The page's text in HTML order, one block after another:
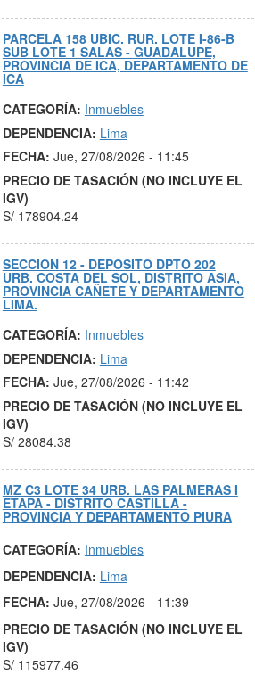
PARCELA 158 UBIC. RUR. LOTE I-86-B
SUB LOTE 1 SALAS - GUADALUPE,
PROVINCIA DE ICA, DEPARTAMENTO DE
ICA
CATEGORÍA: Inmuebles
DEPENDENCIA: Lima
FECHA: Jue, 27/08/2026 - 11:45
PRECIO DE TASACIÓN (NO INCLUYE EL
IGV)
S/ 178904.24
SECCION 12 - DEPOSITO DPTO 202
URB. COSTA DEL SOL, DISTRITO ASIA,
PROVINCIA CAÑETE Y DEPARTAMENTO
LIMA.
CATEGORÍA: Inmuebles
DEPENDENCIA: Lima
FECHA: Jue, 27/08/2026 - 11:42
PRECIO DE TASACIÓN (NO INCLUYE EL
IGV)
S/ 28084.38
MZ C3 LOTE 34 URB. LAS PALMERAS I
ETAPA - DISTRITO CASTILLA -
PROVINCIA Y DEPARTAMENTO PIURA
CATEGORÍA: Inmuebles
DEPENDENCIA: Lima
FECHA: Jue, 27/08/2026 - 11:39
PRECIO DE TASACIÓN (NO INCLUYE EL
IGV)
S/ 115977.46